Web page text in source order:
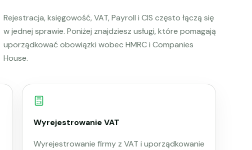
Rejestracja, księgowość, VAT, Payroll i CIS często łączą się
w jednej sprawie. Poniżej znajdziesz usługi, które pomagają
uporządkować obowiązki wobec HMRC i Companies
House.
Wyrejestrowanie VAT
Wyrejestrowanie firmy z VAT i uporządkowanie